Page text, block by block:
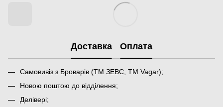
Доставка Оплата
Самовивіз з Броварів (ТМ ЗЕВС, ТМ Vagar);
Новою поштою до відділення;
Делівері;